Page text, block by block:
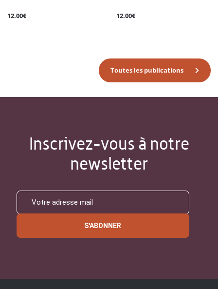
12.00€ 12.00€
Toutes les publications
Inscrivez-vous à notre
newsletter
S'ABONNER